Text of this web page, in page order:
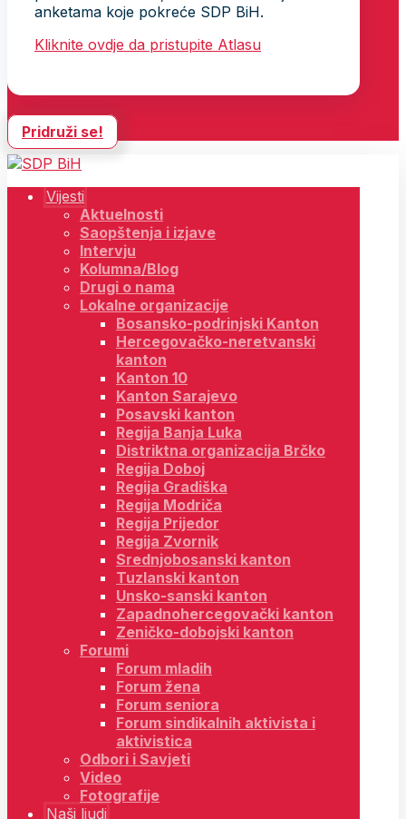
anketama koje pokreće SDP BiH.
Kliknite ovdje da pristupite Atlasu
Pridruži se!
Vijesti
Aktuelnosti
Saopštenja i izjave
Intervju
Kolumna/Blog
Drugi o nama
Lokalne organizacije
Bosansko-podrinjski Kanton
Hercegovačko-neretvanski
kanton
Kanton 10
Kanton Sarajevo
Posavski kanton
Regija Banja Luka
Distriktna organizacija Brčko
Regija Doboj
Regija Gradiška
Regija Modriča
Regija Prijedor
Regija Zvornik
Srednjobosanski kanton
Tuzlanski kanton
Unsko-sanski kanton
Zapadnohercegovački kanton
Zeničko-dobojski kanton
Forumi
Forum mladih
Forum žena
Forum seniora
Forum sindikalnih aktivista i
aktivistica
Odbori i Savjeti
Video
Fotografije
Naši ljudi